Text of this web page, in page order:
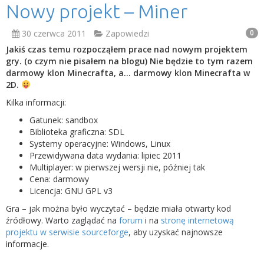
Nowy projekt – Miner
30 czerwca 2011 Zapowiedzi 0
Jakiś czas temu rozpocząłem prace nad nowym projektem
gry. (o czym nie pisałem na blogu) Nie będzie to tym razem
darmowy klon Minecrafta, a… darmowy klon Minecrafta w
2D.
Kilka informacji:
Gatunek: sandbox
Biblioteka graficzna: SDL
Systemy operacyjne: Windows, Linux
Przewidywana data wydania: lipiec 2011
Multiplayer: w pierwszej wersji nie, później tak
Cena: darmowy
Licencja: GNU GPL v3
Gra – jak można było wyczytać – będzie miała otwarty kod
źródłowy. Warto zaglądać na forum i na stronę internetową
projektu w serwisie sourceforge, aby uzyskać najnowsze
informacje.